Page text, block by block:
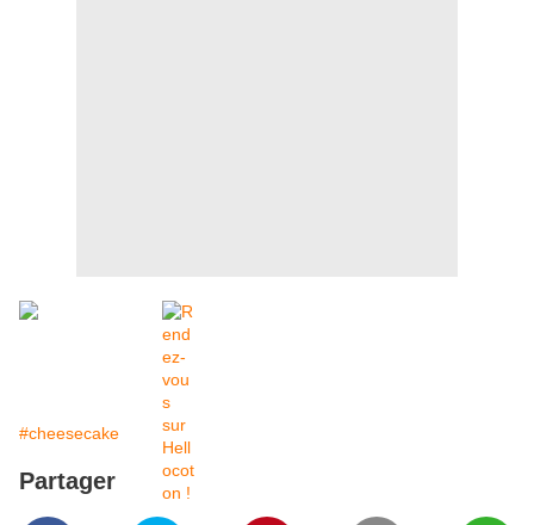
#cheesecake
Partager